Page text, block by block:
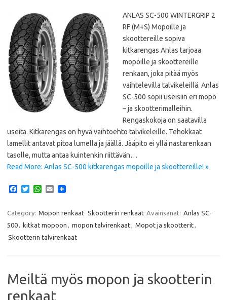
ANLAS SC-500 WINTERGRIP 2
RF (M+S) Mopoille ja
skoottereille sopiva
kitkarengas Anlas tarjoaa
mopoille ja skoottereille
renkaan, joka pitää myös
vaihtelevilla talvikeleillä. Anlas
SC-500 sopii useisiin eri mopo
– ja skootterimalleihin.
Rengaskokoja on saatavilla
useita. Kitkarengas on hyvä vaihtoehto talvikeleille. Tehokkaat
lamellit antavat pitoa lumella ja jäällä. Jääpito ei yllä nastarenkaan
tasolle, mutta antaa kuintenkin riittävän…
Read More: Anlas SC-500 kitkarengas mopoille ja skoottereille! »
e
o
o
T
t
t
e
r
W
t
A
p
E
i
Category: Mopon renkaat Skootterin renkaat Avainsanat: Anlas SC-
500, kitkat mopoon , mopon talvirenkaat, Mopot ja skootterit,
Skootterin talvirenkaat
Meiltä myös mopon ja skootterin
renkaat